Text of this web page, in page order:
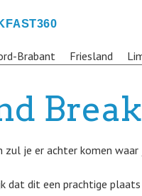
Brabant Friesland
zul je er achter komen
dat dit een prachtige